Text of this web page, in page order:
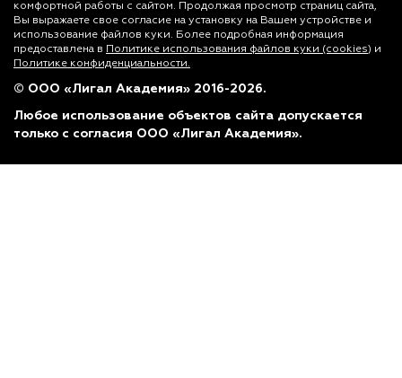
комфортной работы с сайтом. Продолжая просмотр страниц сайта,
Вы выражаете свое согласие на установку на Вашем устройстве и
использование файлов куки. Более подробная информация
предоставлена в Политике использования файлов куки (cookies) и
Политике конфиденциальности.
© ООО «Лигал Академия» 2016-2026.
Любое использование объектов сайта допускается
только с согласия ООО «Лигал Академия».